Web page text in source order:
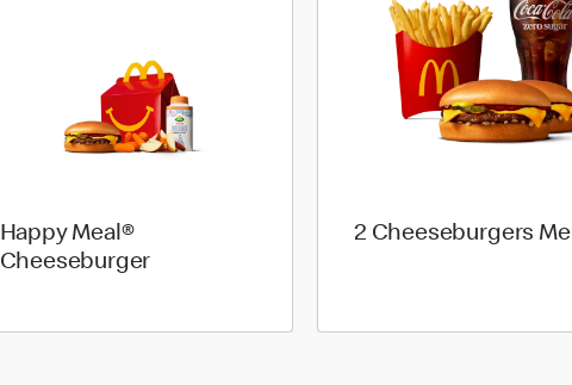
Happy Meal®
Cheeseburger
2 Cheeseburgers